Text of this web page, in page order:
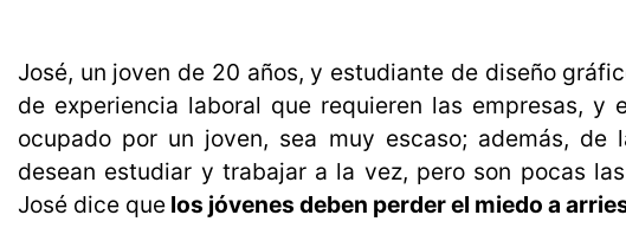
José, un joven de 20 años, y estudiante de diseño
de experiencia laboral que requieren las empresas,
ocupado por un joven, sea muy escaso; además,
desean estudiar y trabajar a la vez, pero son pocas
José dice que los jóvenes deben perder el miedo a